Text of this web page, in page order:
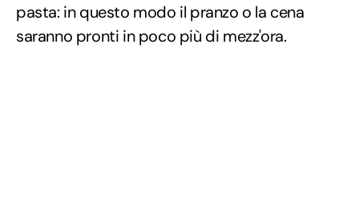
pasta: in questo modo il pranzo o la cena
saranno pronti in poco più di mezz'ora.